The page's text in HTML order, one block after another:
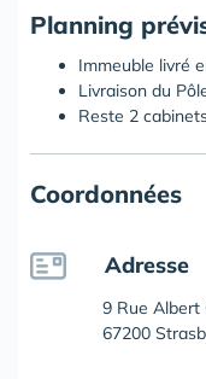
Planning
Immeuble livré
Livraison du
Reste 2
Coordonnées
Adresse
9 Rue Albert
67200